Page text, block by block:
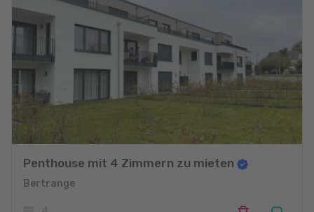
Penthouse mit 4 Zimmern zu mieten
Bertrange